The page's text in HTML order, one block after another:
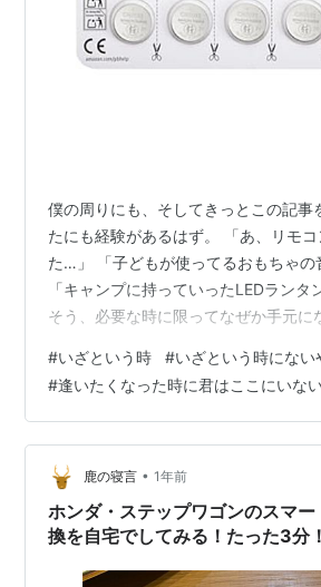
僕の周りにも、そしてきっとこの記事
たにも経験があるはず。 「あ、リモ
た…」 「子どもが使ってるおもちゃの
「キャンプに持っていったLEDランタ
そう、必要な時に限ってなぜか手元に
池、CR2032です。 こいつは本当に、
いう時にないTOP5」に入る常連選手
なたはいない 全6巻セットノーブラ
係ないです。 逢いたくなった時に君
ザンオールスターズ Official Site こい
す。…
#いざという時 #いざという時にない
#逢いたくなった時に君はここにいな
鹿の寝言 • 1年前
ホンダ・ステップワゴンのスマ
換を自宅でしてみる！たった3分